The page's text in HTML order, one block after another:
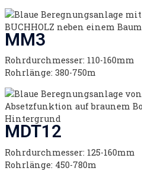
MM3
Rohrdurchmesser: 110-160mm
Rohrlänge: 380-750m
MDT12
Rohrdurchmesser: 125-160mm
Rohrlänge: 450-780m